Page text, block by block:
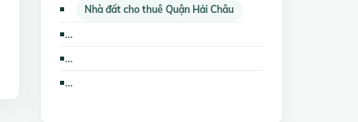
Nhà đất cho thuê Quận Hải Châu